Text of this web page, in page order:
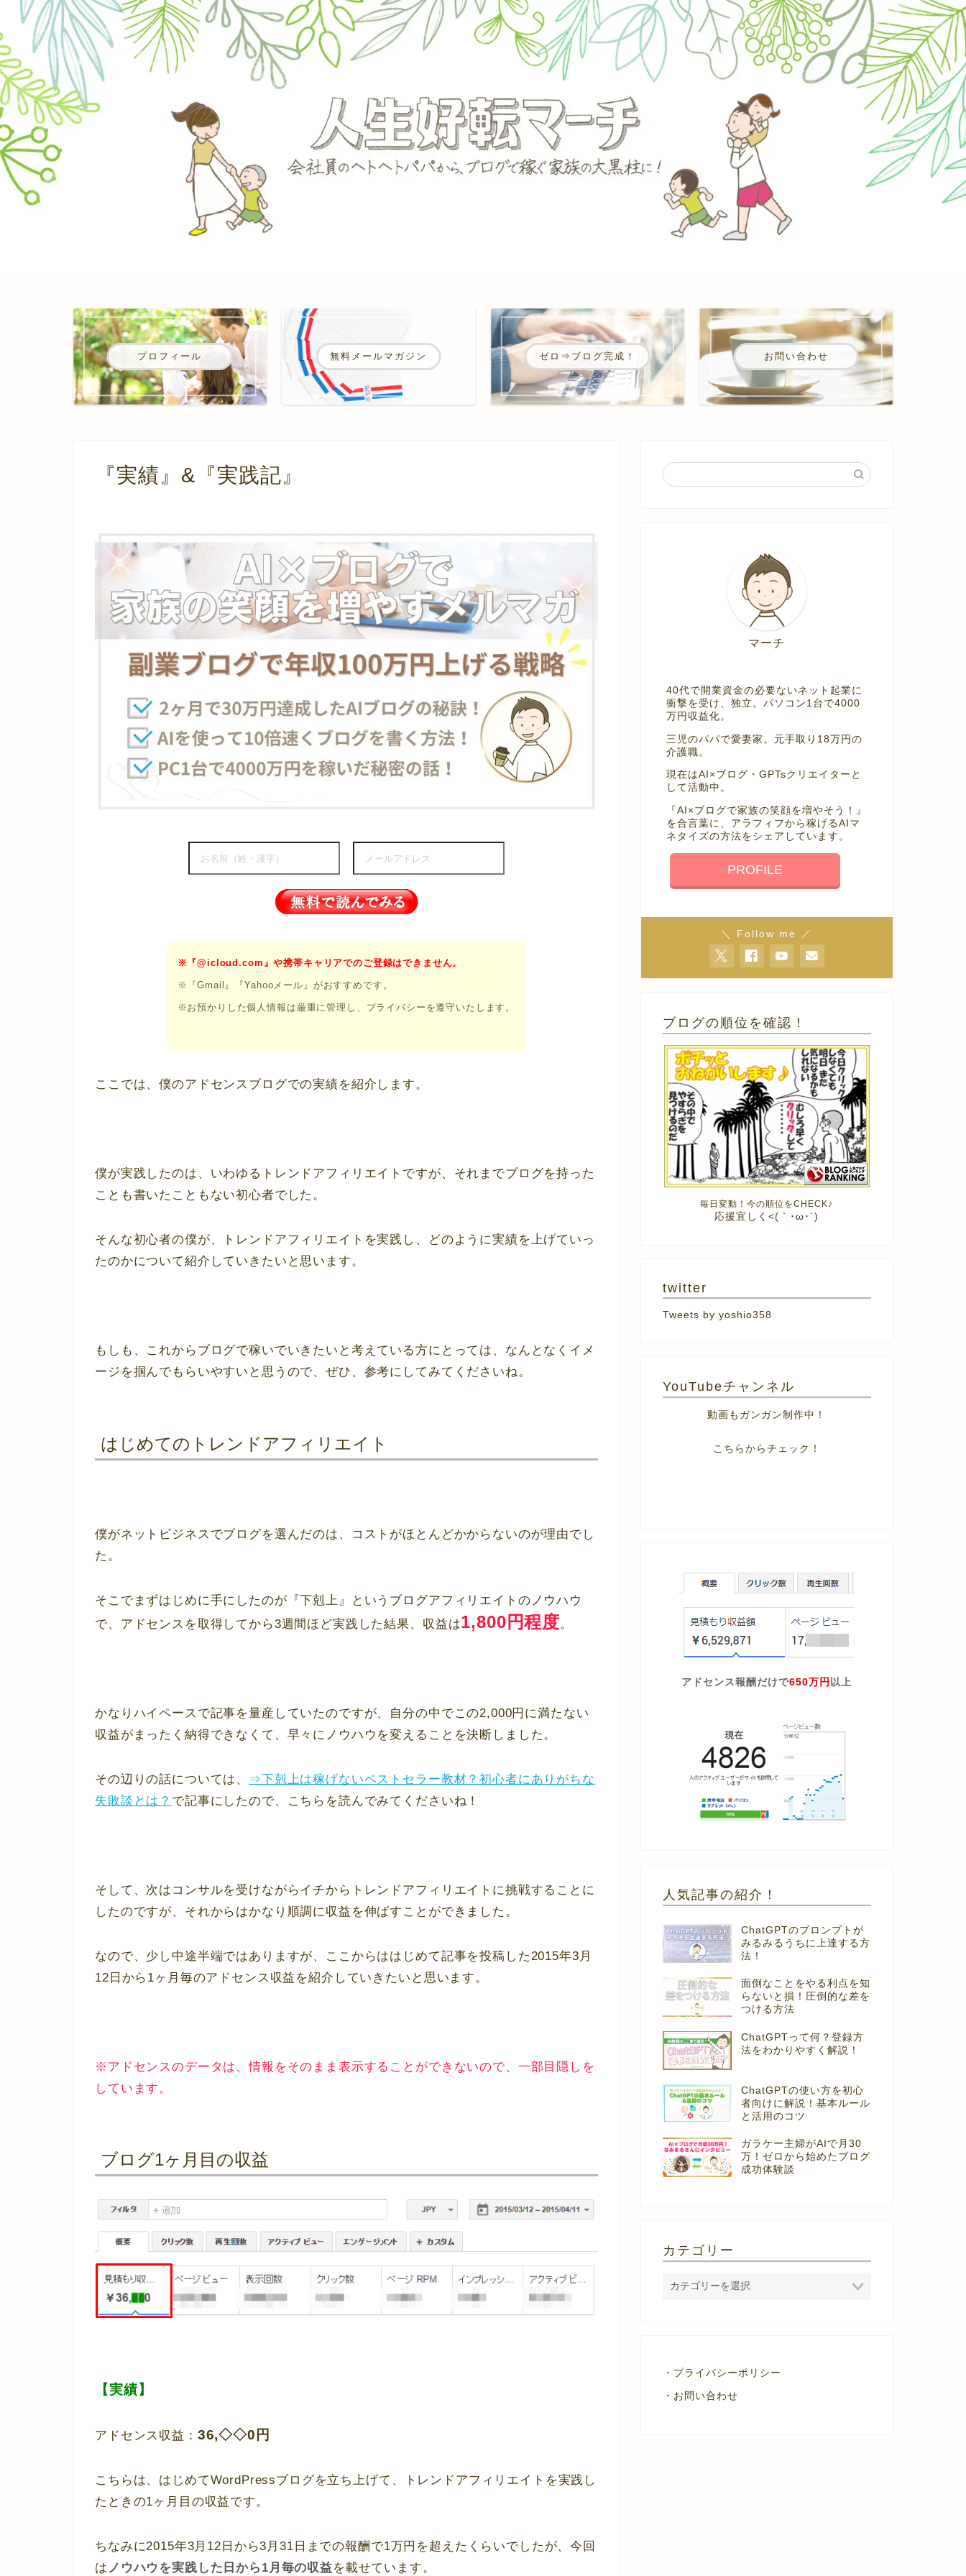
プロフィール 無料メールマガジン ゼロ⇒ブログ完成！ お問い合わせ
『実績』&『実践記』
※『@icloud.com』や携帯キャリアでのご登録はできません。
※『Gmail』『Yahooメール』がおすすめです。
※お預かりした個人情報は厳重に管理し、プライバシーを遵守いたします。
ここでは、僕のアドセンスブログでの実績を紹介します。
僕が実践したのは、いわゆるトレンドアフィリエイトですが、それまでブログを持った
ことも書いたこともない初心者でした。
そんな初心者の僕が、トレンドアフィリエイトを実践し、どのように実績を上げていっ
たのかについて紹介していきたいと思います。
もしも、これからブログで稼いでいきたいと考えている方にとっては、なんとなくイメ
ージを掴んでもらいやすいと思うので、ぜひ、参考にしてみてくださいね。
はじめてのトレンドアフィリエイト
僕がネットビジネスでブログを選んだのは、コストがほとんどかからないのが理由でし
た。
そこでまずはじめに手にしたのが『下剋上』というブログアフィリエイトのノウハウ
で、アドセンスを取得してから3週間ほど実践した結果、収益は1,800円程度。
かなりハイペースで記事を量産していたのですが、自分の中でこの2,000円に満たない
収益がまったく納得できなくて、早々にノウハウを変えることを決断しました。
その辺りの話については、
⇒下剋上は稼げないベストセラー教材？初心者にありがちな
失敗談とは？ で記事にしたので、こちらを読んでみてくださいね！
そして、次はコンサルを受けながらイチからトレンドアフィリエイトに挑戦することに
したのですが、それからはかなり順調に収益を伸ばすことができました。
なので、少し中途半端ではありますが、ここからははじめて記事を投稿した2015年3月
12日から1ヶ月毎のアドセンス収益を紹介していきたいと思います。
※アドセンスのデータは、情報をそのまま表示することができないので、一部目隠しを
しています。
ブログ1ヶ月目の収益
【実績】
アドセンス収益： 36,◇◇0円
こちらは、はじめてWordPressブログを立ち上げて、トレンドアフィリエイトを実践し
たときの1ヶ月目の収益です。
ちなみに2015年3月12日から3月31日までの報酬で1万円を超えたくらいでしたが、今回
は ノウハウを実践した日から1月毎の収益を載せています。
マーチ
40代で開業資金の必要ないネット起業に
衝撃を受け、独立。パソコン1台で4000
万円収益化。
三児のパパで愛妻家。元手取り18万円の
介護職。
現在はAI×ブログ・GPTsクリエイターと
して活動中。
『AI×ブログで家族の笑顔を増やそう！』
を合言葉に、アラフィフから稼げるAIマ
ネタイズの方法をシェアしています。
PROFILE
＼ Follow me ／
ブログの順位を確認！
毎日変動！今の順位をCHECK♪
応援宜しく<(｀･ω･´)
twitter
Tweets by yoshio358
YouTubeチャンネル
動画もガンガン制作中！
こちらからチェック！
アドセンス報酬だけで650万円 以上
人気記事の紹介！
ChatGPTのプロンプトが
みるみるうちに上達する方
法！
面倒なことをやる利点を知
らないと損！圧倒的な差を
つける方法
ChatGPTって何？登録方
法をわかりやすく解説！
ChatGPTの使い方を初心
者向けに解説！基本ルール
と活用のコツ
ガラケー主婦がAIで月30
万！ゼロから始めたブログ
成功体験談
カテゴリー
・プライバシーポリシー
・お問い合わせ